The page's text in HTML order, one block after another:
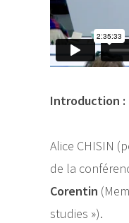
Introduction :
Alice CHISIN
de la
Corentin
studies »).